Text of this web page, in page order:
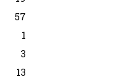
57
1
3
13